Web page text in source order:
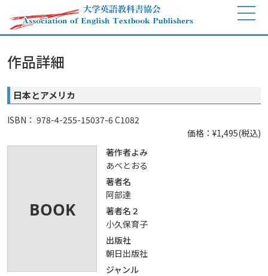
作品詳細
日本とアメリカ
ISBN： 978-4-255-15037-6 C1082
価格：¥1,495(税込)
著作者よみ
あべとおる
著者名
阿部達
著者名２
小久保育子
出版社
朝日出版社
ジャンル